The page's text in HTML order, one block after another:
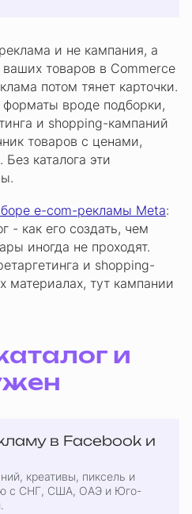
и не кампания, а
товаров в Commerce
потом тянет карточки.
вроде подборки,
и shopping-кампаний
товаров с ценами,
каталога эти
e-com-рекламы Meta:
- как его создать, чем
иногда не проходят.
и shopping-
тут кампании
и
в Facebook и
креативы, пиксель и
с СНГ, США, ОАЭ и Юго-